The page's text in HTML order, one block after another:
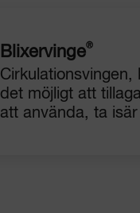
Blixervinge®
det möjligt att
att använda, ta